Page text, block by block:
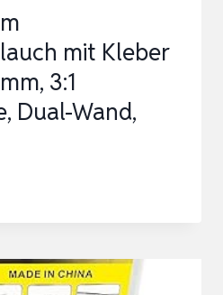
mit Kleber
3:1
Dual-Wand,